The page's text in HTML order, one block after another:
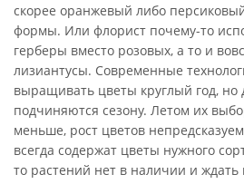
скорее оранжевый либо
формы. Или флорист почему-то
герберы вместо розовых, а то и
лизиантусы. Современные
выращивать цветы круглый год, но
подчиняются сезону. Летом их
меньше, рост цветов
всегда содержат цветы нужного
то растений нет в наличии и ждать